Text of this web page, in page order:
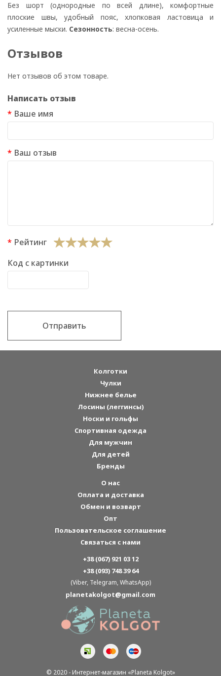
Без шорт (однородные по всей длине), комфортные
плоские швы, удобный пояс, хлопковая ластовица и
усиленные мыски. Сезонность: весна-осень.
Отзывов
Нет отзывов об этом товаре.
Написать отзыв
Ваше имя
Ваш отзыв
Рейтинг
Код с картинки
Отправить
© 2020 - Интернет-магазин «Planeta Kolgot»
Колготки
Чулки
Нижнее белье
Лосины (леггинсы)
Носки и гольфы
Спортивная одежда
Для мужчин
Для детей
Бренды
О нас
Оплата и доставка
Обмен и возварт
Опт
Пользовательское соглашение
Связаться с нами
+38 (067) 921 03 12
+38 (093) 748 39 64
(Viber, Telegram, WhatsApp)
planetakolgot@gmail.com